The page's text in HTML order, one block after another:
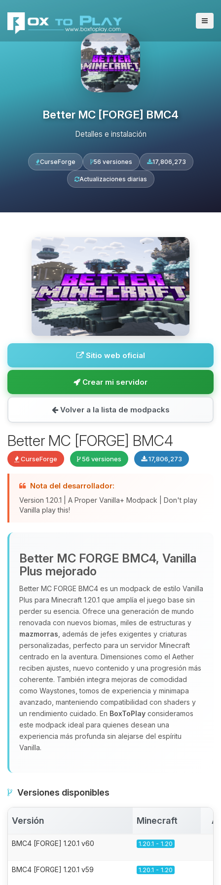
Better MC [FORGE] BMC4
Detalles e instalación
CurseForge 56 versiones 17,806,273
Actualizaciones diarias
Sitio web oficial
Crear mi servidor
Volver a la lista de modpacks
Better MC [FORGE] BMC4
CurseForge 56 versiones 17,806,273
Nota del desarrollador:
Version 1.20.1 | A Proper Vanilla+ Modpack | Don't play
Vanilla play this!
Better MC FORGE BMC4, Vanilla
Plus mejorado
Better MC FORGE BMC4 es un modpack de estilo Vanilla
Plus para Minecraft 1.20.1 que amplía el juego base sin
perder su esencia. Ofrece una generación de mundo
renovada con nuevos biomas, miles de estructuras y
mazmorras , además de jefes exigentes y criaturas
personalizadas, perfecto para un servidor Minecraft
centrado en la aventura. Dimensiones como el Aether
reciben ajustes, nuevo contenido y una progresión más
coherente. También integra mejoras de comodidad
como Waystones, tomos de experiencia y minimapa
avanzado, manteniendo compatibilidad con shaders y
un rendimiento cuidado. En BoxToPlay consideramos
este modpack ideal para quienes desean una
experiencia más profunda sin alejarse del espíritu
Vanilla.
Versiones disponibles
Versión Minecraft
BMC4 [FORGE] 1.20.1 v60 1.20.1 - 1.20
BMC4 [FORGE] 1.20.1 v59 1.20.1 - 1.20
Yupi, por fin alguien con quien
hablar! Soy Choupy, tu pequeno
asistente de BoxToPlay. Cuentame
que necesitas y moveré mis
pequenos circuitos para ayudarte.
07/08/2026 16:52